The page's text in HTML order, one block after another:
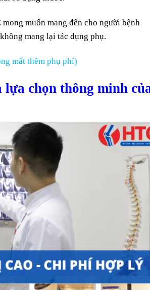
muốn mang đến cho người bệnh
mang lại tác dụng phụ.
mất thêm phụ phí)
chọn thông minh